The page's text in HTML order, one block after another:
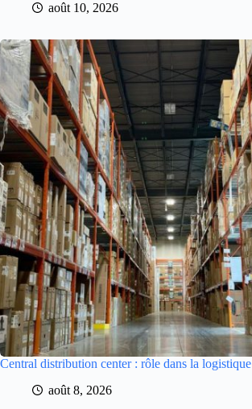
août 10, 2026
Central distribution center : rôle dans la logistique
août 8, 2026